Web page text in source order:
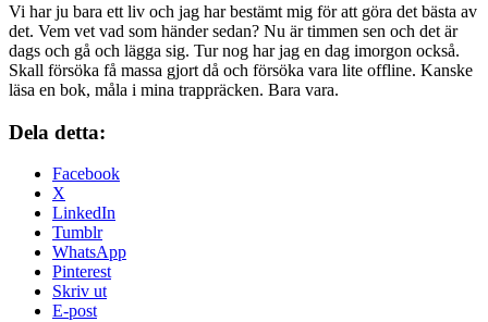
Vi har ju bara ett liv och jag har bestämt mig för att göra det bästa av
det. Vem vet vad som händer sedan? Nu är timmen sen och det är
dags och gå och lägga sig. Tur nog har jag en dag imorgon också.
Skall försöka få massa gjort då och försöka vara lite offline. Kanske
läsa en bok, måla i mina trappräcken. Bara vara.
Dela detta:
Facebook
X
LinkedIn
Tumblr
WhatsApp
Pinterest
Skriv ut
E-post